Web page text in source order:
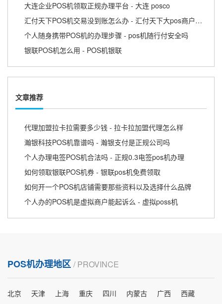
大连企业POS机领取正规办理平台 - 大连 posco
汇付天下POS机交易没到账怎么办 - 汇付天下大pos商户版APP
个人随身携带POS机的办理步骤 - pos机随行付安全吗
银联POS机怎么用 - POS机银联
文章推荐
代理加盟拉卡拉需要多少钱 - 拉卡拉加盟代理怎么样
瀚银科技POS机靠谱吗 - 瀚银支付是正规公司吗
个人办理电签POS机合法吗 - 正规0.3电签pos机办理
如何领取银联POS机券 - 银联pos机免费领取
如何开一个POS机店铺需要那些资料以及选择什么品牌
个人办的POS机是虚拟商户能起诉么 - 虚拟poss机
POS机办理地区 / PROVINCE
北京 天津 上海 重庆 四川 内蒙古 广西 西藏